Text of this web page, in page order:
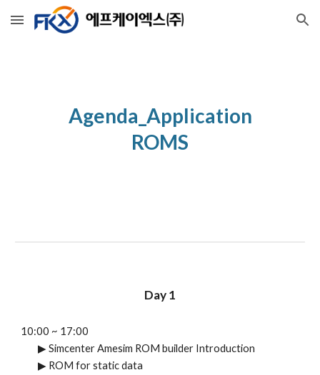
Skip to main content Skip to navigation
Agenda_Application
ROMS
Day 1
10:00 ~ 17:00
▶Simcenter Amesim ROM builder Introduction
▶ ROM for static data